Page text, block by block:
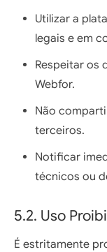
Utilizar a
legais e em
Respeitar os
Webfor.
Não
terceiros.
Notificar
técnicos ou
5.2. Uso
É estritamente